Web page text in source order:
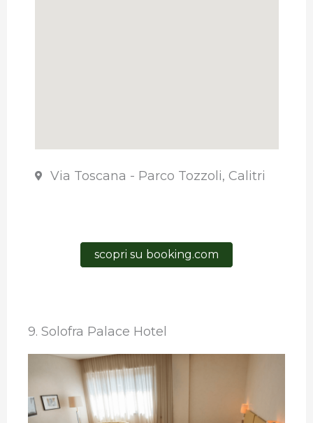
Via Toscana - Parco Tozzoli, Calitri
scopri su booking.com
9. Solofra Palace Hotel